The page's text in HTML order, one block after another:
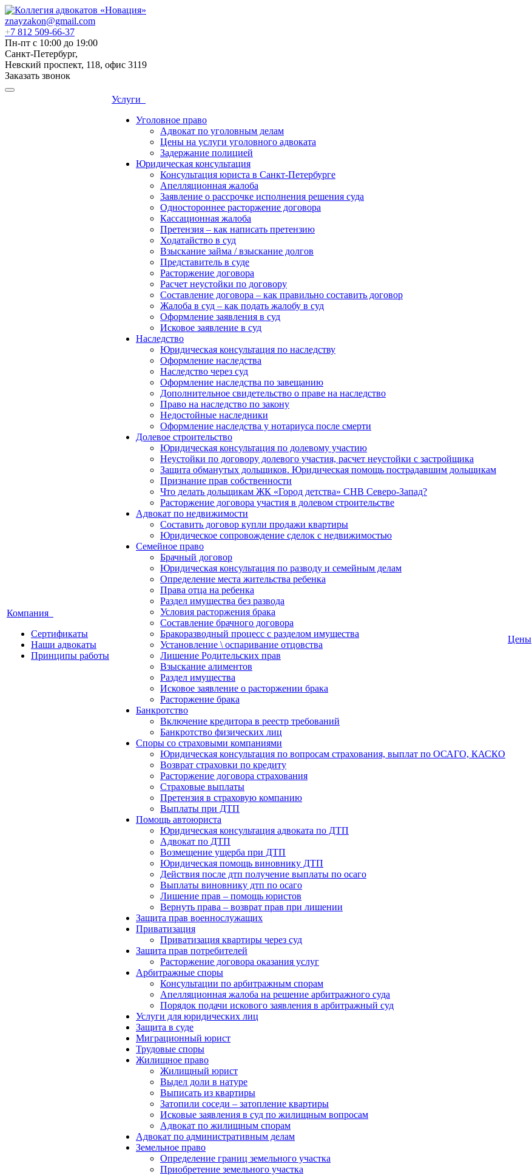
znayzakon@gmail.com
+7 812 509-66-37
Пн-пт с 10:00 до 19:00
Санкт-Петербург,
Невский проспект, 118, офис 3119
Заказать звонок
Компания
Сертификаты
Наши адвокаты
Принципы работы
Услуги
Уголовное право
Адвокат по уголовным делам
Цены на услуги уголовного адвоката
Задержание полицией
Юридическая консультация
Консультация юриста в Санкт-Петербурге
Апелляционная жалоба
Заявление о рассрочке исполнения решения суда
Одностороннее расторжение договора
Кассационная жалоба
Претензия – как написать претензию
Ходатайство в суд
Взыскание займа / взыскание долгов
Представитель в суде
Расторжение договора
Расчет неустойки по договору
Составление договора – как правильно составить договор
Жалоба в суд – как подать жалобу в суд
Оформление заявления в суд
Исковое заявление в суд
Наследство
Юридическая консультация по наследству
Оформление наследства
Наследство через суд
Оформление наследства по завещанию
Дополнительное свидетельство о праве на наследство
Право на наследство по закону
Недостойные наследники
Оформление наследства у нотариуса после смерти
Долевое строительство
Юридическая консультация по долевому участию
Неустойки по договору долевого участия, расчет неустойки с застройщика
Защита обманутых дольщиков. Юридическая помощь пострадавшим дольщикам
Признание прав собственности
Что делать дольщикам ЖК «Город детства» СНВ Северо-Запад?
Расторжение договора участия в долевом строительстве
Адвокат по недвижимости
Составить договор купли продажи квартиры
Юридическое сопровождение сделок с недвижимостью
Семейное право
Брачный договор
Юридическая консультация по разводу и семейным делам
Определение места жительства ребенка
Права отца на ребенка
Раздел имущества без развода
Условия расторжения брака
Составление брачного договора
Бракоразводный процесс с разделом имущества
Установление \ оспаривание отцовства
Лишение Родительских прав
Взыскание алиментов
Раздел имущества
Исковое заявление о расторжении брака
Расторжение брака
Банкротство
Включение кредитора в реестр требований
Банкротство физических лиц
Споры со страховыми компаниями
Юридическая консультация по вопросам страхования, выплат по ОСАГО, КАСКО
Возврат страховки по кредиту
Расторжение договора страхования
Страховые выплаты
Претензия в страховую компанию
Выплаты при ДТП
Помощь автоюриста
Юридическая консультация адвоката по ДТП
Адвокат по ДТП
Возмещение ущерба при ДТП
Юридическая помощь виновнику ДТП
Действия после дтп получение выплаты по осаго
Выплаты виновнику дтп по осаго
Лишение прав – помощь юристов
Вернуть права – возврат прав при лишении
Защита прав военнослужащих
Приватизация
Приватизация квартиры через суд
Защита прав потребителей
Расторжение договора оказания услуг
Арбитражные споры
Консультации по арбитражным спорам
Апелляционная жалоба на решение арбитражного суда
Порядок подачи искового заявления в арбитражный суд
Услуги для юридических лиц
Защита в суде
Миграционный юрист
Трудовые споры
Жилищное право
Жилищный юрист
Выдел доли в натуре
Выписать из квартиры
Затопили соседи – затопление квартиры
Исковые заявления в суд по жилищным вопросам
Адвокат по жилищным спорам
Адвокат по административным делам
Земельное право
Определение границ земельного участка
Приобретение земельного участка
Цены